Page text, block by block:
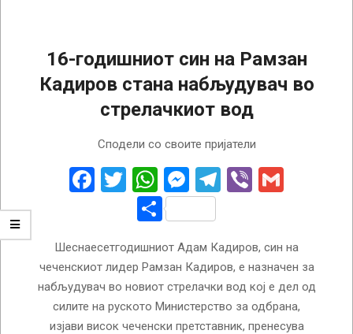
16-годишниот син на Рамзан
Кадиров стана набљудувач во
стрелачкиот вод
Сподели со своите пријатели
Facebook
Twitter
WhatsApp
Messenger
Telegram
Viber
Share
Шеснаесетгодишниот Адам Кадиров, син на
чеченскиот лидер Рамзан Кадиров, е назначен за
набљудувач во новиот стрелачки вод кој е дел од
силите на руското Министерство за одбрана,
изјави висок чеченски претставник, пренесува